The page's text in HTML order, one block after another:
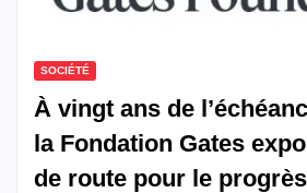
SOCIÉTÉ
À vingt ans de
la Fondation Gates
de route pour le